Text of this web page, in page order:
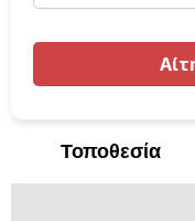
Τοποθεσία